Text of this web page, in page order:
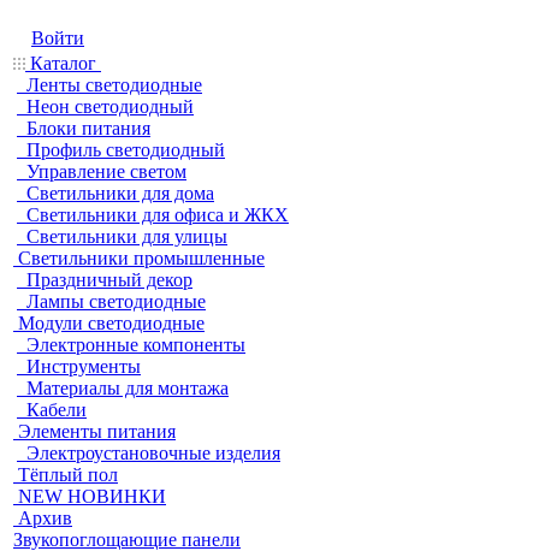
Войти
Каталог
Ленты светодиодные
Неон светодиодный
Блоки питания
Профиль светодиодный
Управление светом
Светильники для дома
Светильники для офиса и ЖКХ
Светильники для улицы
Светильники промышленные
Праздничный декор
Лампы светодиодные
Модули светодиодные
Электронные компоненты
Инструменты
Материалы для монтажа
Кабели
Элементы питания
Электроустановочные изделия
Тёплый пол
NEW НОВИНКИ
Архив
Звукопоглощающие панели